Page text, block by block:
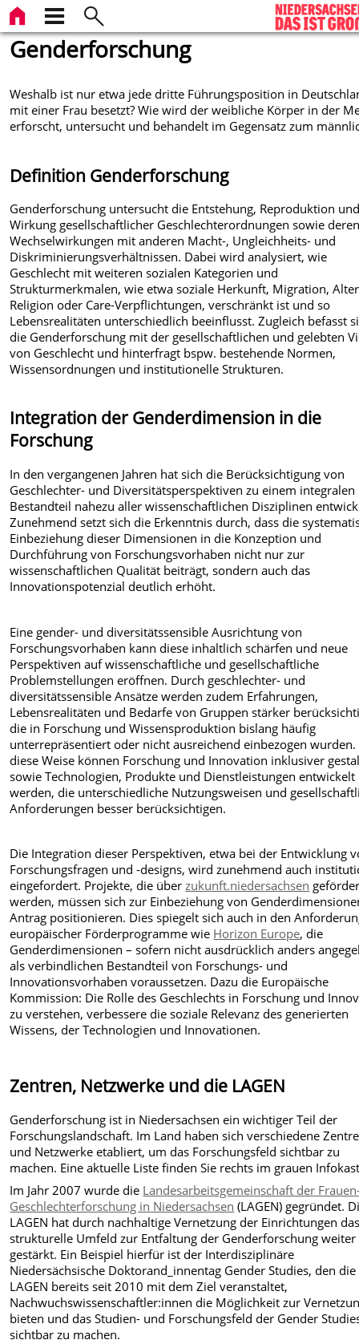
Genderforschung
Weshalb ist nur etwa jede dritte Führungsposition in
mit einer Frau besetzt? Wie wird der weibliche Körper in der
erforscht, untersucht und behandelt im Gegensatz zum
Definition Genderforschung
Genderforschung untersucht die Entstehung, Reproduktion
Wirkung gesellschaftlicher Geschlechterordnungen sowie
Wechselwirkungen mit anderen Macht-, Ungleichheits- und
Diskriminierungsverhältnissen. Dabei wird analysiert, wie
Geschlecht mit weiteren sozialen Kategorien und
Strukturmerkmalen, wie etwa soziale Herkunft, Migration,
Religion oder Care-Verpflichtungen, verschränkt ist und so
Lebensrealitäten unterschiedlich beeinflusst. Zugleich befasst
die Genderforschung mit der gesellschaftlichen und gelebten
von Geschlecht und hinterfragt bspw. bestehende Normen,
Wissensordnungen und institutionelle Strukturen.
Integration der Genderdimension in die
Forschung
In den vergangenen Jahren hat sich die Berücksichtigung von
Geschlechter- und Diversitätsperspektiven zu einem integralen
Bestandteil nahezu aller wissenschaftlichen Disziplinen
Zunehmend setzt sich die Erkenntnis durch, dass die
Einbeziehung dieser Dimensionen in die Konzeption und
Durchführung von Forschungsvorhaben nicht nur zur
wissenschaftlichen Qualität beiträgt, sondern auch das
Innovationspotenzial deutlich erhöht.
Eine gender- und diversitätssensible Ausrichtung von
Forschungsvorhaben kann diese inhaltlich schärfen und neue
Perspektiven auf wissenschaftliche und gesellschaftliche
Problemstellungen eröffnen. Durch geschlechter- und
diversitätssensible Ansätze werden zudem Erfahrungen,
Lebensrealitäten und Bedarfe von Gruppen stärker
die in Forschung und Wissensproduktion bislang häufig
unterrepräsentiert oder nicht ausreichend einbezogen
diese Weise können Forschung und Innovation inklusiver
sowie Technologien, Produkte und Dienstleistungen entwickelt
werden, die unterschiedliche Nutzungsweisen und
Anforderungen besser berücksichtigen.
Die Integration dieser Perspektiven, etwa bei der Entwicklung
Forschungsfragen und -designs, wird zunehmend auch
eingefordert. Projekte, die überzukunft.niedersachsen
werden, müssen sich zur Einbeziehung von
Antrag positionieren. Dies spiegelt sich auch in den
europäischer Förderprogramme wie Horizon Europe, die
Genderdimensionen – sofern nicht ausdrücklich anders
als verbindlichen Bestandteil von Forschungs- und
Innovationsvorhaben voraussetzen. Dazu die Europäische
Kommission: Die Rolle des Geschlechts in Forschung und
zu verstehen, verbessere die soziale Relevanz des generierten
Wissens, der Technologien und Innovationen.
Zentren, Netzwerke und die LAGEN
Genderforschung ist in Niedersachsen ein wichtiger Teil der
Forschungslandschaft. Im Land haben sich verschiedene
und Netzwerke etabliert, um das Forschungsfeld sichtbar zu
machen. Eine aktuelle Liste finden Sie rechts im grauen
Im Jahr 2007 wurde die Landesarbeitsgemeinschaft der
Geschlechterforschung in Niedersachsen (LAGEN) gegründet.
LAGEN hat durch nachhaltige Vernetzung der Einrichtungen
strukturelle Umfeld zur Entfaltung der Genderforschung weiter
gestärkt. Ein Beispiel hierfür ist der Interdisziplinäre
Niedersächsische Doktorand_innentag Gender Studies, den die
LAGEN bereits seit 2010 mit dem Ziel veranstaltet,
Nachwuchswissenschaftler:innen die Möglichkeit zur
bieten und das Studien- und Forschungsfeld der Gender
sichtbar zu machen.